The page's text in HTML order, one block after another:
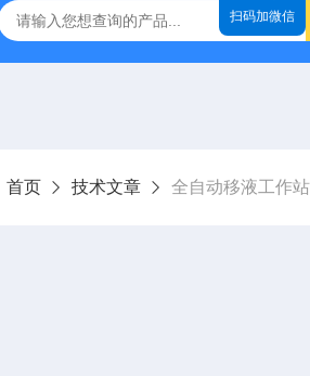
厌氧手套箱YQX-I半自动厌氧培养箱
首页 技术文章 全自动移液工作
扫码加微信